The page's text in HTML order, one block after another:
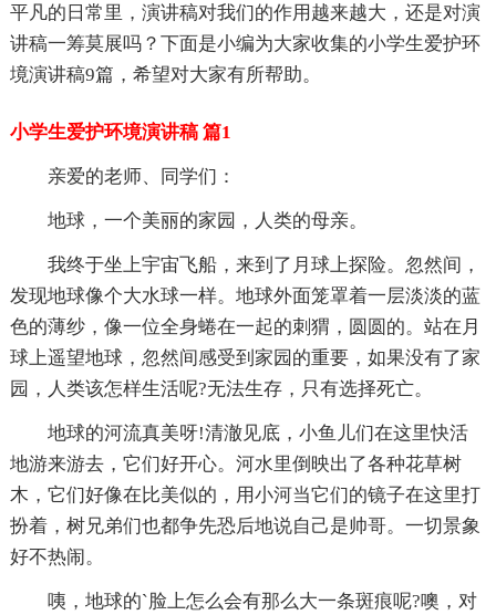
平凡的日常里，演讲稿对我们的作用越来越大，还是对演
讲稿一筹莫展吗？下面是小编为大家收集的小学生爱护环
境演讲稿9篇，希望对大家有所帮助。
小学生爱护环境演讲稿 篇1
亲爱的老师、同学们：
地球，一个美丽的家园，人类的母亲。
我终于坐上宇宙飞船，来到了月球上探险。忽然间，
发现地球像个大水球一样。地球外面笼罩着一层淡淡的蓝
色的薄纱，像一位全身蜷在一起的刺猬，圆圆的。站在月
球上遥望地球，忽然间感受到家园的重要，如果没有了家
园，人类该怎样生活呢?无法生存，只有选择死亡。
地球的河流真美呀!清澈见底，小鱼儿们在这里快活
地游来游去，它们好开心。河水里倒映出了各种花草树
木，它们好像在比美似的，用小河当它们的镜子在这里打
扮着，树兄弟们也都争先恐后地说自己是帅哥。一切景象
好不热闹。
咦，地球的`脸上怎么会有那么大一条斑痕呢?噢，对